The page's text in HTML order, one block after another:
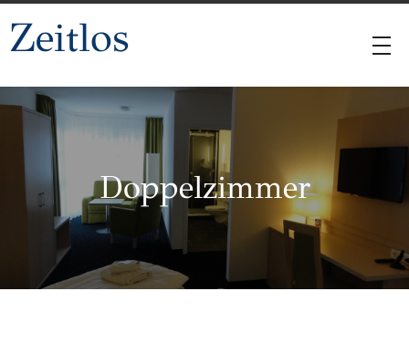
Zeitlos
Doppelzimmer